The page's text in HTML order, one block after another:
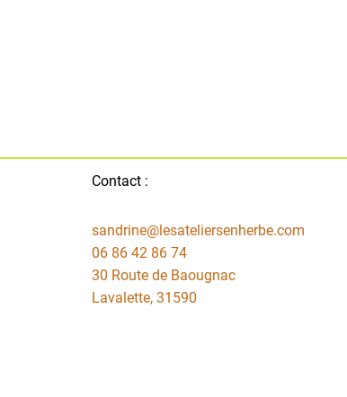
Contact :
sandrine@lesateliersenherbe.com
06 86 42 86 74
30 Route de Baougnac
Lavalette, 31590